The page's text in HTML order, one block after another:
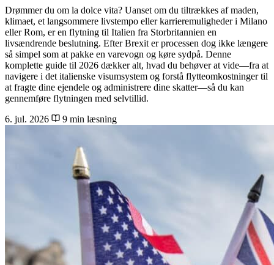
Drømmer du om la dolce vita? Uanset om du tiltrækkes af maden,
klimaet, et langsommere livstempo eller karrieremuligheder i Milano
eller Rom, er en flytning til Italien fra Storbritannien en
livsændrende beslutning. Efter Brexit er processen dog ikke længere
så simpel som at pakke en varevogn og køre sydpå. Denne
komplette guide til 2026 dækker alt, hvad du behøver at vide—fra at
navigere i det italienske visumsystem og forstå flytteomkostninger til
at fragte dine ejendele og administrere dine skatter—så du kan
gennemføre flytningen med selvtillid.
6. jul. 2026
9 min læsning